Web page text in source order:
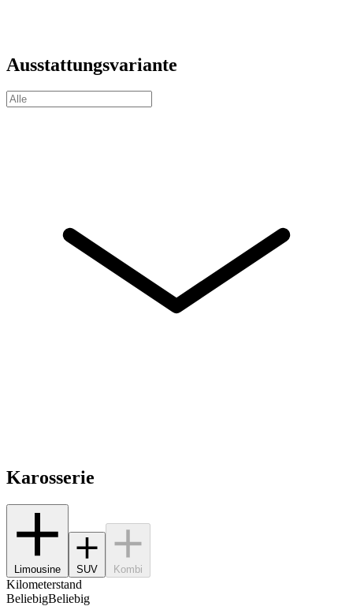
Ausstattungsvariante
Karosserie
Limousine SUV Kombi
Kilometerstand
BeliebigBeliebig